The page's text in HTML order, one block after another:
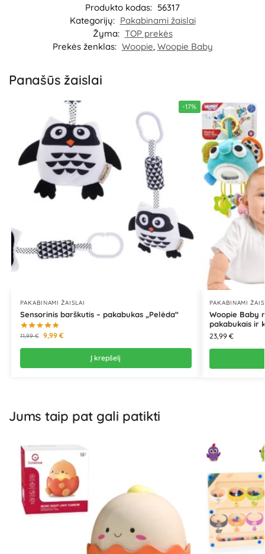
Produkto kodas: 56317
Kategorijų: Pakabinami žaislai
Žyma: TOP prekės
Prekės ženklas: Woopie, Woopie Baby
Panašūs žaislai
-17%
PAKABINAMI ŽAISLAI
Sensorinis barškutis – pakabukas „Pelėda“
11,99€ 9,99 €
Į krepšelį
PAKABINAMI
Woopie Baby
pakabukais ir
23,99 €
Jums taip pat gali patikti